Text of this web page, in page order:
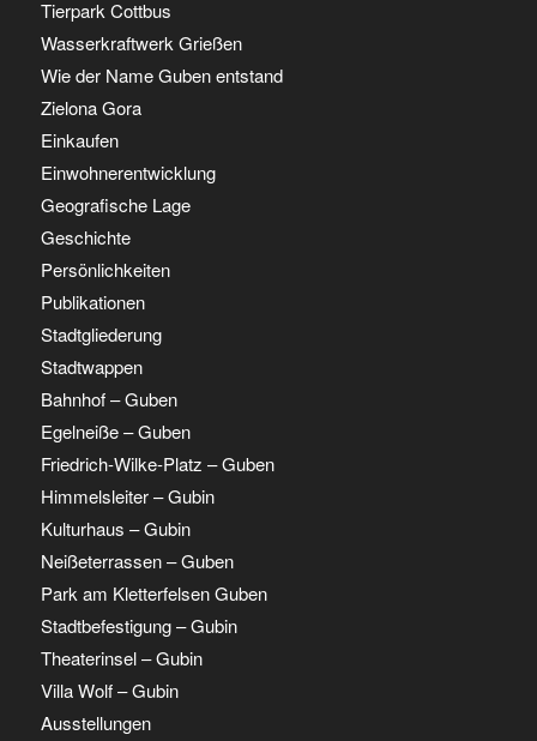
Tierpark Cottbus
Wasserkraftwerk Grießen
Wie der Name Guben entstand
Zielona Gora
Einkaufen
Einwohnerentwicklung
Geografische Lage
Geschichte
Persönlichkeiten
Publikationen
Stadtgliederung
Stadtwappen
Bahnhof – Guben
Egelneiße – Guben
Friedrich-Wilke-Platz – Guben
Himmelsleiter – Gubin
Kulturhaus – Gubin
Neißeterrassen – Guben
Park am Kletterfelsen Guben
Stadtbefestigung – Gubin
Theaterinsel – Gubin
Villa Wolf – Gubin
Ausstellungen